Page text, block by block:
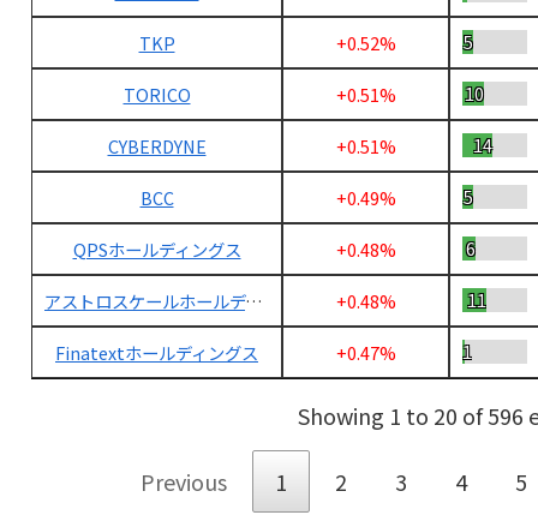
TKP +0.52% 5
TORICO +0.51% 10
CYBERDYNE +0.51% 14
BCC +0.49% 5
QPSホールディングス +0.48% 6
アストロスケールホールディングス +0.48% 11
Finatextホールディングス +0.47% 1
Showing 1 to 20 of 596
Previous 1 2 3 4 5